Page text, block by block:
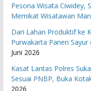
Pesona Wisata Ciwidey,
Memikat Wisatawan
Dari Lahan Produktif ke
Purwakarta Panen
Juni 2026
Kasat Lantas Polres
Sesuai PNBP, Buka
2026